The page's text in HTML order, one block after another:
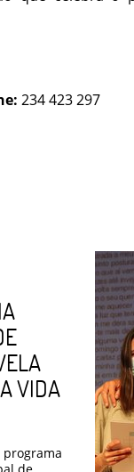
234 423 297
VIDA
programa